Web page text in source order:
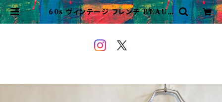
60s ヴィンテージ フレンチ BEAUF
ORT ブラックモールスキン カバー